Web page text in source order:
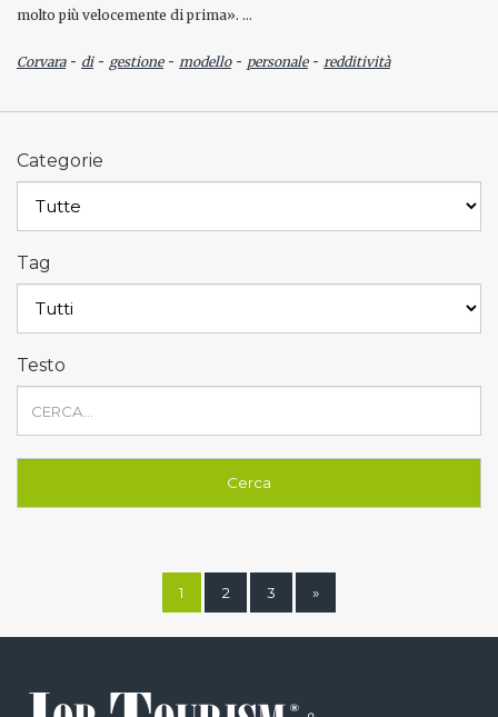
molto più velocemente di prima». …
Corvara- di- gestione- modello- personale- redditività
Categorie
Tag
Testo
1 2 3 »